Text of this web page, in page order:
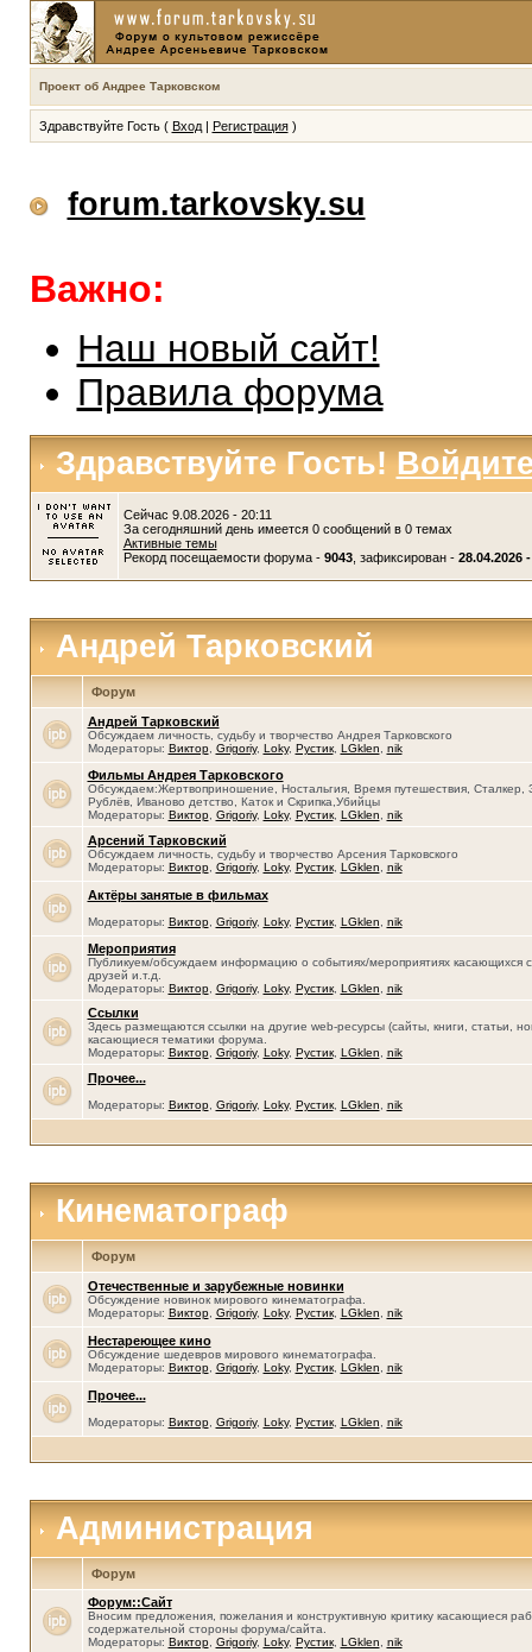
Проект об Андрее Тарковском
Здравствуйте Гость ( Вход| Регистрация)
forum.tarkovsky.su
Важно:
Наш новый сайт!
Правила форума
Здравствуйте Гость!
Сейчас 9.08.2026 - 20:11
За сегодняшний день имеется 0 сообщений в 0 темах
Активные темы
Рекорд посещаемости форума - 9043, зафиксирован - 28.04.2026
Андрей Тарковский
Форум
Андрей Тарковский
Обсуждаем личность, судьбу и творчество Андрея Тарковского
Модераторы: Виктор, Grigoriy, Loky, Рустик, LGklen nik
Фильмы Андрея Тарковского
Обсуждаем:Жертвоприношение, Ностальгия, Время путешествия, Сталкер,
Рублёв, Иваново детство, Каток и Скрипка,Убийцы
Модераторы: Виктор, Grigoriy, Loky, Рустик, LGklen nik
Арсений Тарковский
Обсуждаем личность, судьбу и творчество Арсения Тарковского
Модераторы: Виктор, Grigoriy, Loky, Рустик, LGklen nik
Актёры занятые в фильмах
Модераторы: Виктор, Grigoriy, Loky, Рустик, LGklen nik
Мероприятия
Публикуем/обсуждаем информацию о событиях/мероприятиях касающихся
друзей и.т.д.
Модераторы: Виктор, Grigoriy, Loky, Рустик, LGklen nik
Ссылки
Здесь размещаются ссылки на другие web-ресурсы (сайты, книги, статьи,
касающиеся тематики форума.
Модераторы: Виктор, Grigoriy, Loky, Рустик, LGklen nik
Прочее...
Модераторы: Виктор, Grigoriy, Loky, Рустик, LGklen nik
Кинематограф
Форум
Отечественные и зарубежные новинки
Обсуждение новинок мирового кинематографа.
Модераторы: Виктор, Grigoriy, Loky, Рустик, LGklen nik
Нестареющее кино
Обсуждение шедевров мирового кинематографа.
Модераторы: Виктор, Grigoriy, Loky, Рустик, LGklen nik
Прочее...
Модераторы: Виктор, Grigoriy, Loky, Рустик, LGklen nik
Администрация
Форум
Форум::Сайт
Вносим предложения, пожелания и конструктивную критику касающиеся
содержательной стороны форума/сайта.
Модераторы: Виктор, Grigoriy, Loky, Рустик, LGklen nik